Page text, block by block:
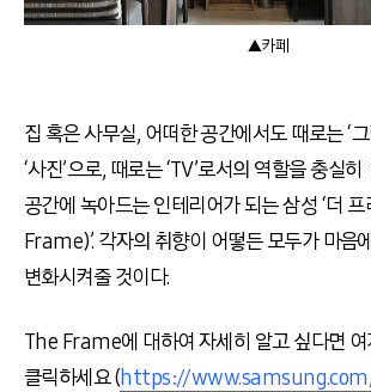
▲카페
집 혹은 사무실, 어떠한 공간에서도 때로는 ‘
‘사진’으로, 때로는 ‘TV’로서의 역할을 충실
공간에 녹아드는 인테리어가 되는 삼성 ‘더
Frame)’. 각자의 취향이 어떻든 모두가 마음
변화시켜줄 것이다.
The Frame에 대하여 자세히 알고 싶다면 여
클릭하세요 (https://